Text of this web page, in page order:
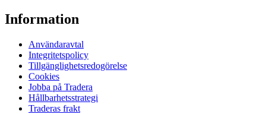
Information
Användaravtal
Integritetspolicy
Tillgänglighetsredogörelse
Cookies
Jobba på Tradera
Hållbarhetsstrategi
Traderas frakt